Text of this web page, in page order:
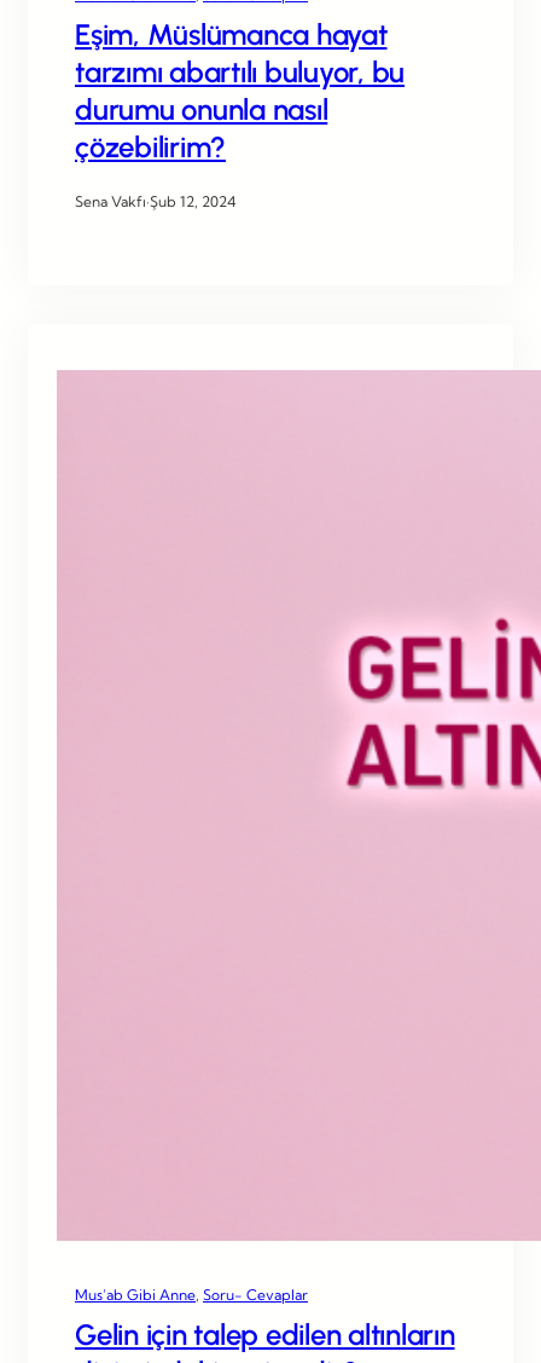
Eşim, Müslümanca hayat
tarzımı abartılı buluyor, bu
durumu onunla nasıl
çözebilirim?
Sena Vakfı·Şub 12, 2024
Mus’ab Gibi Anne Soru- Cevaplar
Gelin için talep edilen altınların